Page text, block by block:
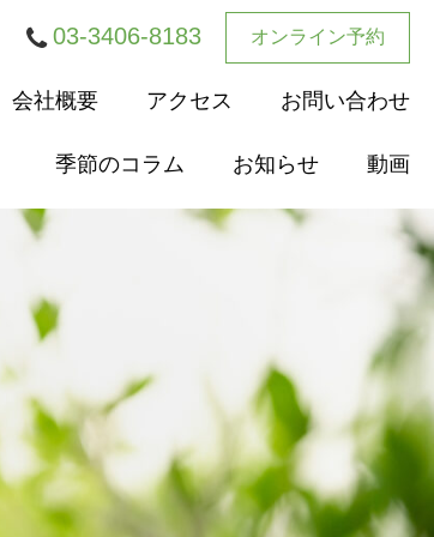
03-3406-8183 オンライン予約
会社概要 アクセス お問い合わせ
季節のコラム お知らせ 動画